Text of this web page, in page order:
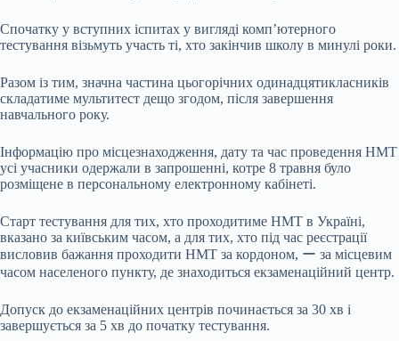
Спочатку у вступних іспитах у вигляді комп’ютерного
тестування візьмуть участь ті, хто закінчив школу в минулі роки.
Разом із тим, значна частина цьогорічних одинадцятикласників
складатиме мультитест дещо згодом, після завершення
навчального року.
Інформацію про місцезнаходження, дату та час проведення НМТ
усі учасники одержали в запрошенні, котре 8 травня було
розміщене в персональному електронному кабінеті.
Старт тестування для тих, хто проходитиме НМТ в Україні,
вказано за київським часом, а для тих, хто під час реєстрації
висловив бажання проходити НМТ за кордоном, ー за місцевим
часом населеного пункту, де знаходиться екзаменаційний центр.
Допуск до екзаменаційних центрів починається за 30 хв і
завершується за 5 хв до початку тестування.